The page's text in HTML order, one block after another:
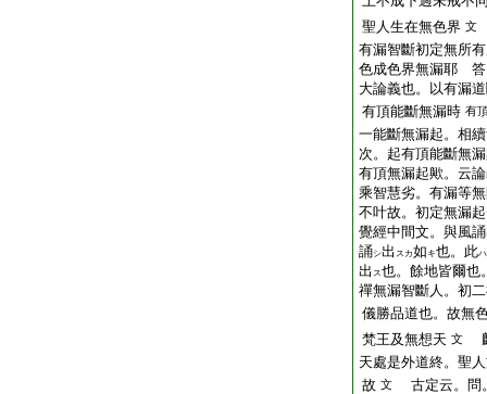
聖人生在無色界 文
有漏智斷初定無所
色成色界無漏耶 答
大論義也。以有漏
有頂能斷無漏時 有
一能斷無漏起。相
次。起有頂能斷無
有頂無漏起歟。云
乘智慧劣。有漏等
不叶故。初定無漏起
覺經中間文。與風
誦シ出 スカ如キ也。此ハ
出 ス也。餘地皆爾也
禪無漏智斷人。初
儀勝品道也。故無
梵王及無想天 文
天處是外道終。聖
故 文
古定云。問